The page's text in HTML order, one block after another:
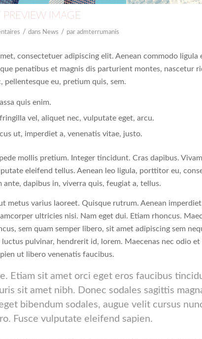
IMAGE
/ dans News / paradmterrumanis
consectetuer adipiscing elit. Aenean commodo ligula
penatibus et magnis dis parturient montes, nascetur
pellentesque eu, pretium quis, sem.
quis enim.
vel, aliquet nec, vulputate eget, arcu.
ut, imperdiet a, venenatis vitae, justo.
mollis pretium. Integer tincidunt. Cras dapibus.
eleifend tellus. Aenean leo ligula, porttitor eu,
ante, dapibus in, viverra quis, feugiat a, tellus.
metus varius laoreet. Quisque rutrum. Aenean
ultricies nisi. Nam eget dui. Etiam rhoncus.
sem quam semper libero, sit amet adipiscing sem
pulvinar, hendrerit id, lorem. Maecenas nec odio
ut libero venenatis faucibus.
Etiam sit amet orci eget eros faucibus
sit amet nibh. Donec sodales sagittis
bibendum sodales, augue velit cursus
Fusce vulputate eleifend sapien.